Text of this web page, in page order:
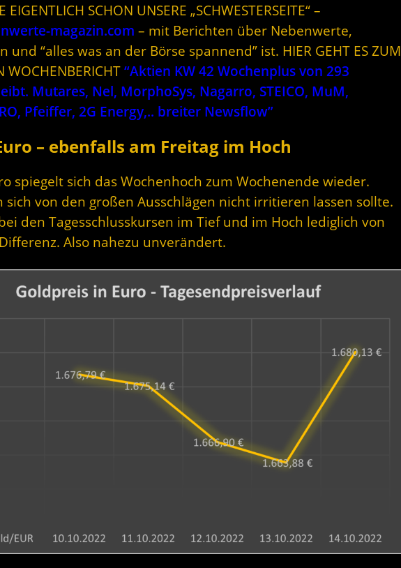
EIGENTLICH SCHON UNSERE „SCHWESTERSEITE“ –
magazin.com – mit Berichten über Nebenwerte,
und “alles was an der Börse spannend” ist. HIER GEHT ES ZUM
WOCHENBERICHT “Aktien KW 42 Wochenplus von 293
Mutares, Nel, MorphoSys, Nagarro, STEICO, MuM,
Pfeiffer, 2G Energy,.. breiter Newsflow”
– ebenfalls am Freitag im Hoch
spiegelt sich das Wochenhoch zum Wochenende wieder.
sich von den großen Ausschlägen nicht irritieren lassen sollte.
den Tagesschlusskursen im Tief und im Hoch lediglich von
Also nahezu unverändert.